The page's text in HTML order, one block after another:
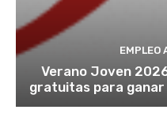
EMPLEO
Verano Joven
gratuitas para